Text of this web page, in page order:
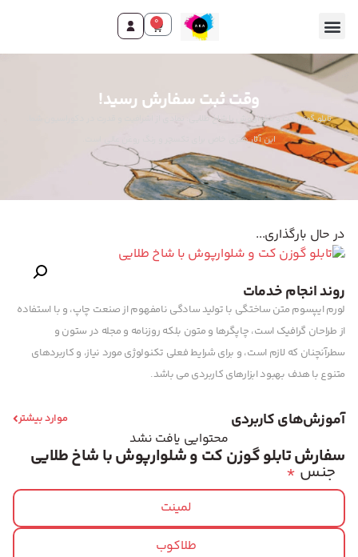
0
وقت ثبت سفارش رسید!
تابلو گوزن کت و شلوارپوش با شاخ طلایی: نمادی از اشرافیت و قدرت در دکوراسیون شما.
این آثار هنری خاص برای تکسچر و رنگ روغن عالی است.
در حال بارگذاری...
روند انجام خدمات
لورم ایپسوم متن ساختگی با تولید سادگی نامفهوم از صنعت چاپ، و با استفاده
از طراحان گرافیک است، چاپگرها و متون بلکه روزنامه و مجله در ستون و
سطرآنچنان که لازم است، و برای شرایط فعلی تکنولوژی مورد نیاز، و کاربردهای
متنوع با هدف بهبود ابزارهای کاربردی می باشد.
آموزش‌های کاربردی موارد بیشتر
محتوایی یافت نشد
سفارش تابلو گوزن کت و شلوارپوش با شاخ طلایی
*جنس
لمینت
طلاکوب